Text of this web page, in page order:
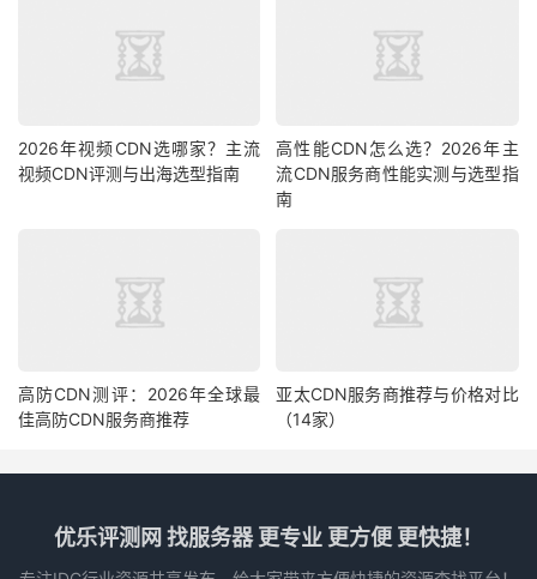
2026年视频CDN选哪家？主流
视频CDN评测与出海选型指南
高性能CDN怎么选？2026年主
流CDN服务商性能实测与选型指
南
高防CDN测评：2026年全球最
佳高防CDN服务商推荐
亚太CDN服务商推荐与价格对比
（14家）
优乐评测网 找服务器 更专业 更方便 更快捷！